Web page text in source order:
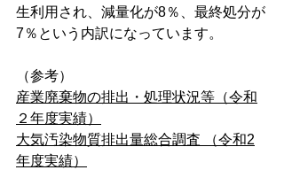
生利用され、減量化が8％、最終処分が
7％という内訳になっています。
（参考）
産業廃棄物の排出・処理状況等（令和
２年度実績）
大気汚染物質排出量総合調査 （令和2
年度実績）